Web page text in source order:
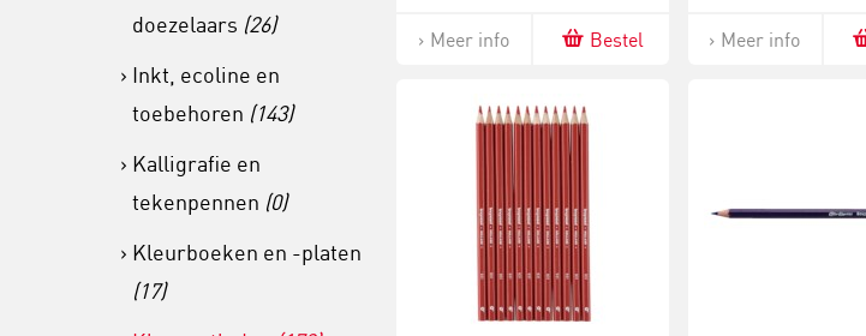
doezelaars (26)
Inkt, ecoline en
toebehoren (143)
Kalligrafie en
tekenpennen (0)
Kleurboeken en -platen
(17)
Meer info Bestel Meer info